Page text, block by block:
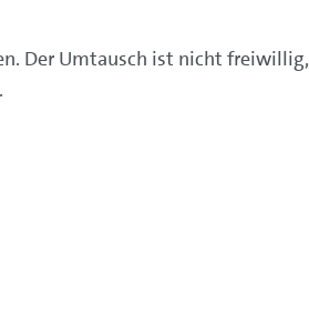
Der Umtausch ist nicht freiwillig,